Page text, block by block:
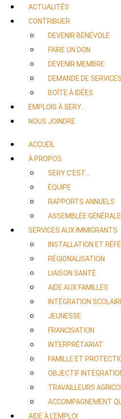
ACTUALITÉS
CONTRIBUER
DEVENIR BÉNÉVOLE
FAIRE UN DON
DEVENIR MEMBRE
DEMANDE DE SERVICES
BOÎTE À IDÉES
EMPLOIS À SERY…
NOUS JOINDRE
ACCUEIL
À PROPOS
SERY C’EST…
ÉQUIPE
RAPPORTS ANNUELS
ASSEMBLÉE
SERVICES AUX IMMIGRANTS
INSTALLATION ET
RÉGIONALISATION
LIAISON SANTÉ
AIDE AUX FAMILLES
INTÉGRATION
JEUNESSE
FRANCISATION
INTERPRÉTARIAT
FAMILLE ET
OBJECTIF
TRAVAILLEURS
ACCOMPAGNEMENT
AIDE À L’EMPLOI